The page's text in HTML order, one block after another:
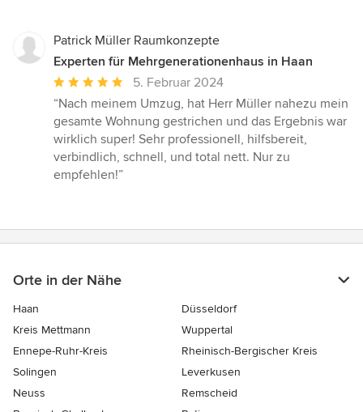
Patrick Müller Raumkonzepte
Experten für Mehrgenerationenhaus in Haan
Durchschnittliche
Bewertung:
5
von
5
Sternen
5. Februar 2024
“Nach meinem Umzug, hat Herr Müller nahezu mein
gesamte Wohnung gestrichen und das Ergebnis war
wirklich super! Sehr professionell, hilfsbereit,
verbindlich, schnell, und total nett. Nur zu
empfehlen!”
Orte in der Nähe
Haan
Düsseldorf
Kreis Mettmann
Wuppertal
Ennepe-Ruhr-Kreis
Rheinisch-Bergischer Kreis
Solingen
Leverkusen
Neuss
Remscheid